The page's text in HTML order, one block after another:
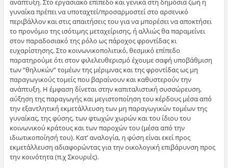
ανάπτυξη. Στο εργασιακό επίπεδο και γενικά στη δημόσια ζωή η
γυναίκα πρέπει να υποταχτεί/προσαρμοστεί στο αρσενικό
περιβάλλον και στις απαιτήσεις του για να μπορέσει να αποκτήσει
το προνόμιο της ισότιμης μεταχείρισης, ή αλλιώς θα παραμείνει
στον παραδοσιακό της ρόλο ως πάροχος φροντίδας κι
ευχαρίστησης. Στο κοινωνικοπολιτικό, θεσμικό επίπεδο
παρατηρούμε ότι στον φιλελευθερισμό έχουμε σαφή υποβάθμιση
των “θηλυκών” τομέων της μέριμνας και της φροντίδας ως μη
παραγωγικούς τομείς που βαραίνουν και καθυστερούν την
ανάπτυξη. Η έμφαση δίνεται στην καπιταλιστική συσσώρευση,
αύξηση της παραγωγής και μεγιστοποίηση του κέρδους μέσα από
την εξαντλητική εκμετάλλευση των μη παραγωγικών τομέων της
γυναίκας, της φύσης, των φτωχών χωρών και του ίδιου του
κοινωνικού κράτους και των παροχών του (μέσα από την
ιδιωτικοποίησή του). Κατ’ αναλογία, η φύση είναι εκεί προς
εκμετάλλευση αδιαφορώντας για την οικολογική επιβάρυνση προς
την κοινότητα (π.χ Σκουριές).